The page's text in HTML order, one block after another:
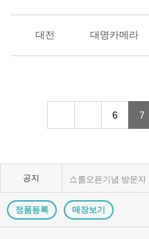
대전 대명카메라
6 7
공지 쇼룸오픈기념 방문
제1회 티티아티산 사
정품등록 매장보기